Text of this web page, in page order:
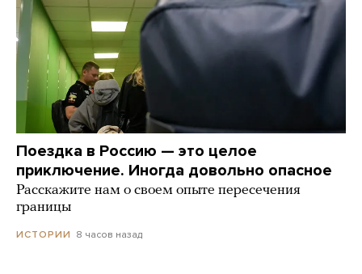
Поездка в Россию — это целое
приключение. Иногда довольно опасное
Расскажите нам о своем опыте пересечения
границы
ИСТОРИИ 8 часов назад